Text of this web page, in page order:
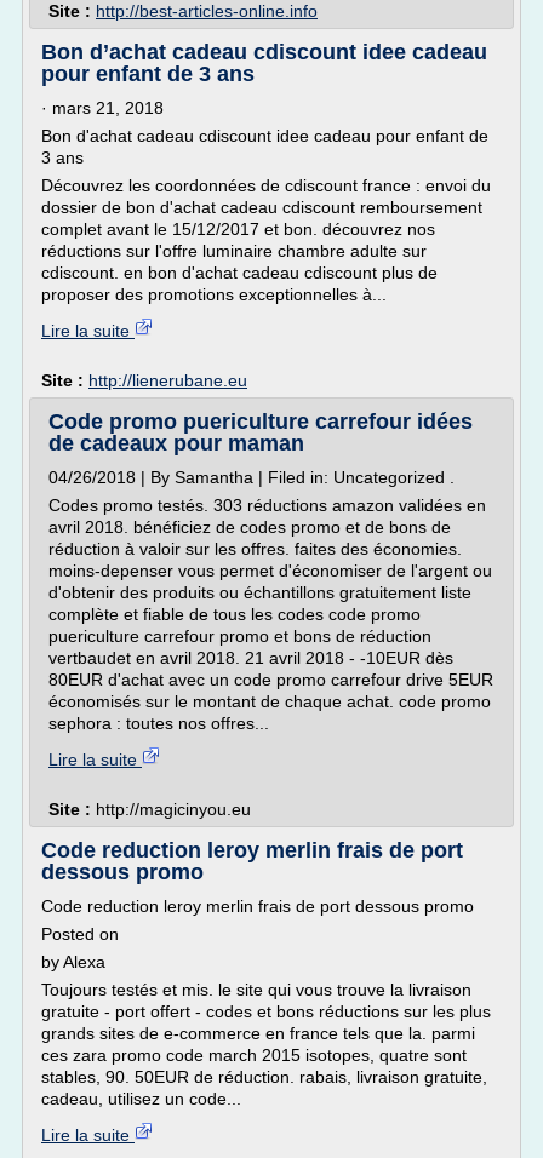
Site : http://best-articles-online.info
Bon d’achat cadeau cdiscount idee cadeau
pour enfant de 3 ans
· mars 21, 2018
Bon d'achat cadeau cdiscount idee cadeau pour enfant de
3 ans
Découvrez les coordonnées de cdiscount france : envoi du
dossier de bon d'achat cadeau cdiscount remboursement
complet avant le 15/12/2017 et bon. découvrez nos
réductions sur l'offre luminaire chambre adulte sur
cdiscount. en bon d'achat cadeau cdiscount plus de
proposer des promotions exceptionnelles à...
Lire la suite
Site : http://lienerubane.eu
Code promo puericulture carrefour idées
de cadeaux pour maman
04/26/2018 | By Samantha | Filed in: Uncategorized .
Codes promo testés. 303 réductions amazon validées en
avril 2018. bénéficiez de codes promo et de bons de
réduction à valoir sur les offres. faites des économies.
moins-depenser vous permet d'économiser de l'argent ou
d'obtenir des produits ou échantillons gratuitement liste
complète et fiable de tous les codes code promo
puericulture carrefour promo et bons de réduction
vertbaudet en avril 2018. 21 avril 2018 - -10EUR dès
80EUR d'achat avec un code promo carrefour drive 5EUR
économisés sur le montant de chaque achat. code promo
sephora : toutes nos offres...
Lire la suite
Site : http://magicinyou.eu
Code reduction leroy merlin frais de port
dessous promo
Code reduction leroy merlin frais de port dessous promo
Posted on
by Alexa
Toujours testés et mis. le site qui vous trouve la livraison
gratuite - port offert - codes et bons réductions sur les plus
grands sites de e-commerce en france tels que la. parmi
ces zara promo code march 2015 isotopes, quatre sont
stables, 90. 50EUR de réduction. rabais, livraison gratuite,
cadeau, utilisez un code...
Lire la suite